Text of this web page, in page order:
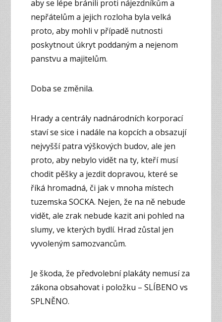
aby se lépe bránili proti nájezdníkům a
nepřátelům a jejich rozloha byla velká
proto, aby mohli v případě nutnosti
poskytnout úkryt poddaným a nejenom
panstvu a majitelům.
Doba se změnila.
Hrady a centrály nadnárodních korporací
staví se sice i nadále na kopcích a obsazují
nejvyšší patra výškových budov, ale jen
proto, aby nebylo vidět na ty, kteří musí
chodit pěšky a jezdit dopravou, které se
říká hromadná, či jak v mnoha místech
tuzemska SOCKA. Nejen, že na ně nebude
vidět, ale zrak nebude kazit ani pohled na
slumy, ve kterých bydlí. Hrad zůstal jen
vyvoleným samozvancům.
Je škoda, že předvolební plakáty nemusí za
zákona obsahovat i položku – SLÍBENO vs
SPLNĚNO.